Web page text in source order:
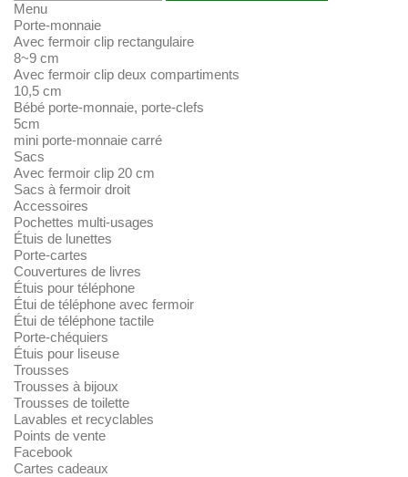
Menu
Porte-monnaie
Avec fermoir clip rectangulaire
8~9 cm
Avec fermoir clip deux compartiments
10,5 cm
Bébé porte-monnaie, porte-clefs
5cm
mini porte-monnaie carré
Sacs
Avec fermoir clip 20 cm
Sacs à fermoir droit
Accessoires
Pochettes multi-usages
Étuis de lunettes
Porte-cartes
Couvertures de livres
Étuis pour téléphone
Étui de téléphone avec fermoir
Étui de téléphone tactile
Porte-chéquiers
Étuis pour liseuse
Trousses
Trousses à bijoux
Trousses de toilette
Lavables et recyclables
Points de vente
Facebook
Cartes cadeaux